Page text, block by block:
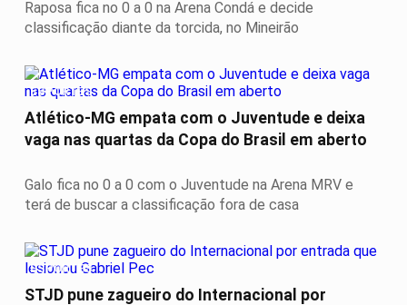
Raposa fica no 0 a 0 na Arena Condá e decide
classificação diante da torcida, no Mineirão
ESPORTES
Atlético-MG empata com o Juventude e deixa
vaga nas quartas da Copa do Brasil em aberto
Galo fica no 0 a 0 com o Juventude na Arena MRV e
terá de buscar a classificação fora de casa
ESPORTES
STJD pune zagueiro do Internacional por